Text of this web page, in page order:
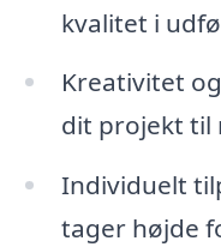
kvalitet i
Kreativitet
dit projekt til
Individuelt
tager højde